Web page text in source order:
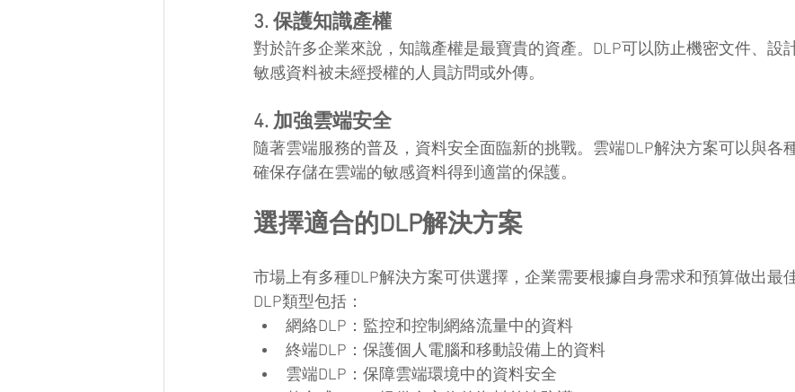
3. 保護知識產權
對於許多企業來說，知識產權是最寶貴的資產。DLP可以防止機密文件、設
敏感資料被未經授權的人員訪問或外傳。
4. 加強雲端安全
隨著雲端服務的普及，資料安全面臨新的挑戰。雲端DLP解決方案可以與各
確保存儲在雲端的敏感資料得到適當的保護。
選擇適合的DLP解決方案
市場上有多種DLP解決方案可供選擇，企業需要根據自身需求和預算做出最
DLP類型包括：
網絡DLP：監控和控制網絡流量中的資料
終端DLP：保護個人電腦和移動設備上的資料
雲端DLP：保障雲端環境中的資料安全